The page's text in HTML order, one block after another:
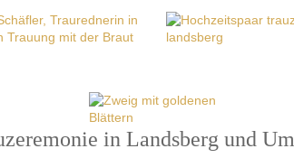
in Landsberg und